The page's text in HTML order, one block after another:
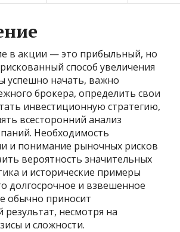
в акции — это прибыльный, но
способ увеличения
успешно начать, важно
брокера, определить свои
инвестиционную стратегию,
всесторонний анализ
Необходимость
и понимание рыночных рисков
вероятность значительных
и исторические примеры
долгосрочное и взвешенное
обычно приносит
несмотря на
и сложности.